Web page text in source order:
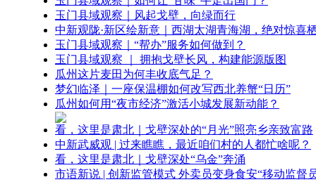
玉门县域观察｜风起戈壁，向绿而行
中新观陇·新区绘新意｜西湖太湖青海湖，绝对惊喜
玉门县域观察｜“帮办”服务如何做到？
玉门县域观察 ｜ 拥抱戈壁长风，构建能源版图
瓜州这片麦田为何丰收底气足？
梦幻临泽｜一座保温棚如何改写西北养蟹“日历”
瓜州如何用“夜市经济”激活小城发展新动能？
看，这里是肃北｜戈壁深处的“月光”照亮乡亲致富路
中新武威观 | 过来瞧瞧，最近咱们村的人都忙啥呢？
看，这里是肃北｜戈壁深处“乌金”奔涌
市语新说 | 创新监管模式 外卖员变身食安“移动监督